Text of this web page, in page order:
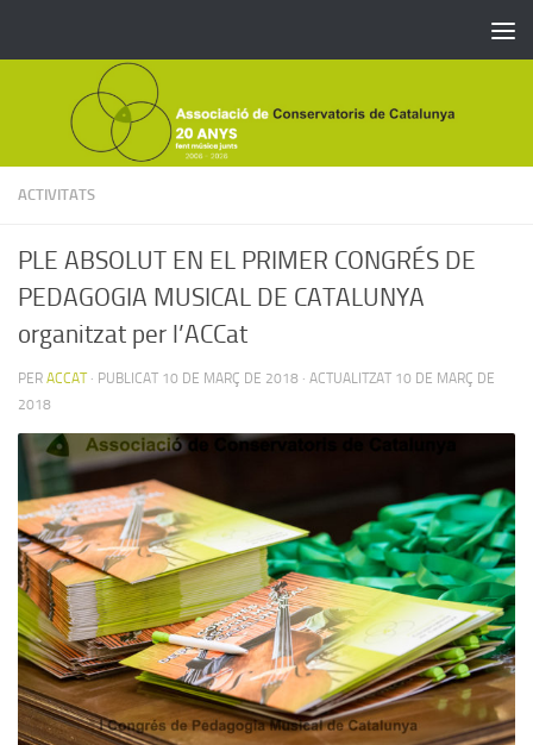
ACTIVITATS
PLE ABSOLUT EN EL PRIMER CONGRÉS DE
PEDAGOGIA MUSICAL DE CATALUNYA
organitzat per l’ACCat
PER ACCAT · PUBLICAT 10 DE MARÇ DE 2018 · ACTUALITZAT 10 DE MARÇ DE
2018